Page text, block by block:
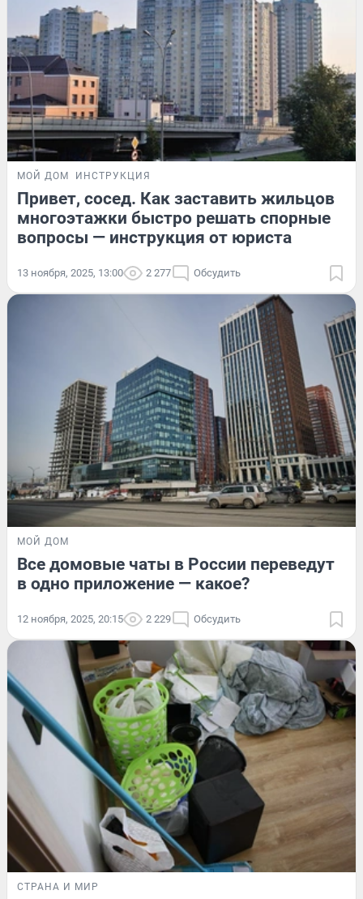
МОЙ ДОМ ИНСТРУКЦИЯ
Привет, сосед. Как заставить жильцов
многоэтажки быстро решать спорные
вопросы — инструкция от юриста
13 ноября, 2025, 13:00 2 277 Обсудить
МОЙ ДОМ
Все домовые чаты в России переведут
в одно приложение — какое?
12 ноября, 2025, 20:15 2 229 Обсудить
СТРАНА И МИР